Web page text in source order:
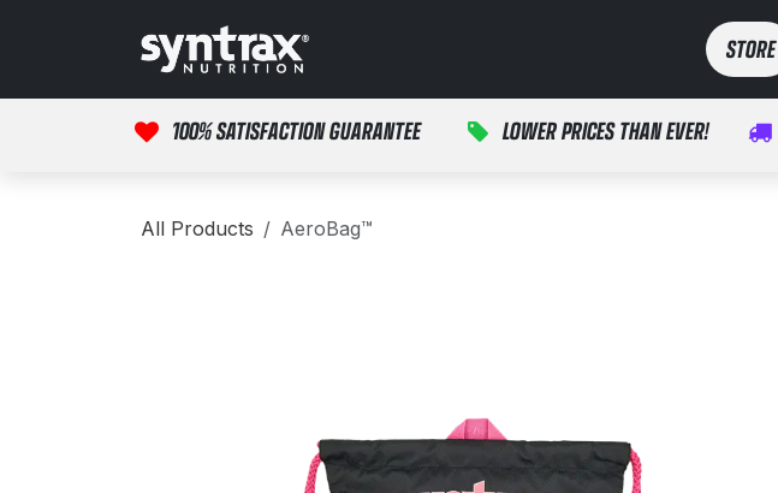
STORE​​
100% SATISFACTION GUARANTEE LOWER PRICES THAN EVER!
All Products AeroBag™